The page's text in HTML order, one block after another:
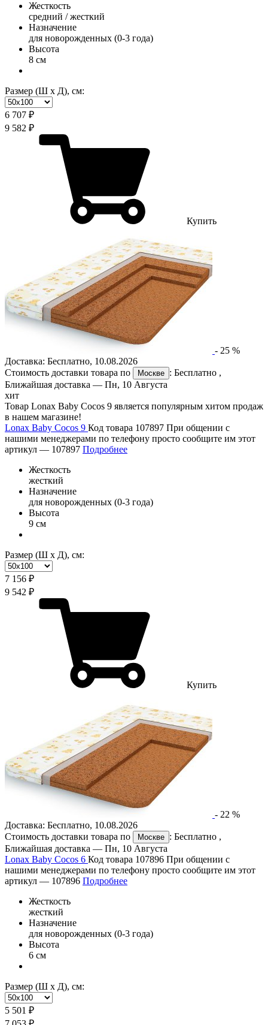
Жесткость
средний / жесткий
Назначение
для новорожденных (0-3 года)
Высота
8 см
Размер (Ш х Д), см:
6 707 ₽
9 582 ₽
Купить
- 25 %
Доставка: Бесплатно, 10.08.2026
Стоимость доставки товара по
Москве : Бесплатно ,
Ближайшая доставка — Пн, 10 Августа
хит
Товар Lonax Baby Cocos 9 является популярным хитом продаж
в нашем магазине!
Lonax Baby Cocos 9 Код товара 107897 При общении с
нашими менеджерами по телефону просто сообщите им этот
артикул — 107897 Подробнее
Жесткость
жесткий
Назначение
для новорожденных (0-3 года)
Высота
9 см
Размер (Ш х Д), см:
7 156 ₽
9 542 ₽
Купить
- 22 %
Доставка: Бесплатно, 10.08.2026
Стоимость доставки товара по
Москве : Бесплатно ,
Ближайшая доставка — Пн, 10 Августа
Lonax Baby Cocos 6 Код товара 107896 При общении с
нашими менеджерами по телефону просто сообщите им этот
артикул — 107896 Подробнее
Жесткость
жесткий
Назначение
для новорожденных (0-3 года)
Высота
6 см
Размер (Ш х Д), см:
5 501 ₽